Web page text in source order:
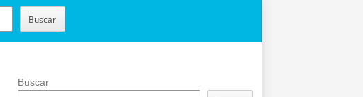
Buscar
Buscar